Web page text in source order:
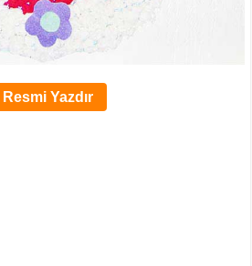
Resmi Yazdır